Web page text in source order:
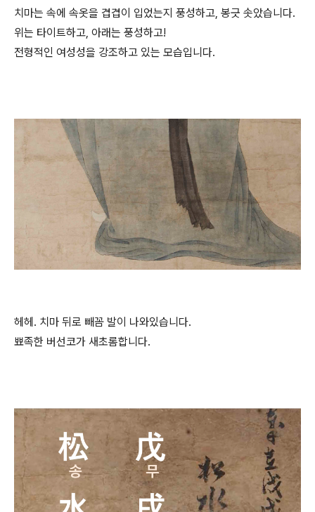
치마는 속에 속옷을 겹겹이 입었는지 풍성하고, 봉긋 솟았습니다.
위는 타이트하고, 아래는 풍성하고!
전형적인 여성성을 강조하고 있는 모습입니다.
헤헤. 치마 뒤로 빼꼼 발이 나와있습니다.
뾰족한 버선코가 새초롬합니다.